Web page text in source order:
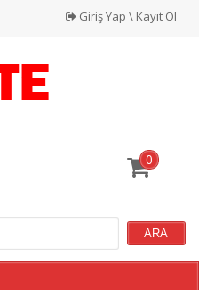
Giriş Yap \ Kayıt Ol
0